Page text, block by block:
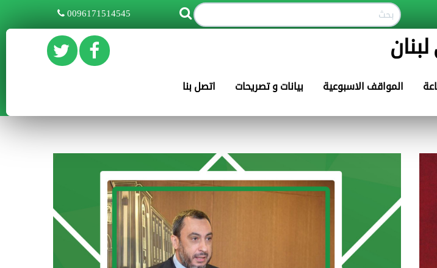
0096171514545
اتصل بنا بيانات و تصريحات المواقف الاسبوعية